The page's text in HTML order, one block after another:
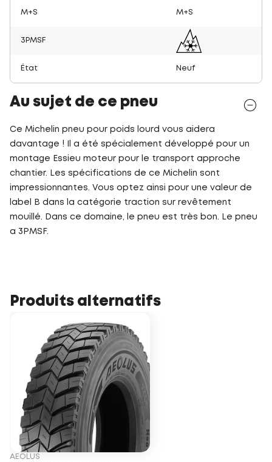
M+S M+S
3PMSF
État Neuf
Au sujet de ce pneu
Ce Michelin pneu pour poids lourd vous aidera
davantage ! Il a été spécialement développé pour un
montage Essieu moteur pour le transport approche
chantier. Les spécifications de ce Michelin sont
impressionnantes. Vous optez ainsi pour une valeur de
label B dans la catégorie traction sur revêtement
mouillé. Dans ce domaine, le pneu est très bon. Le pneu
a 3PMSF.
Produits alternatifs
AEOLUS